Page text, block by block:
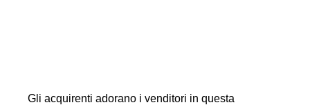
Gli acquirenti adorano i venditori in questa